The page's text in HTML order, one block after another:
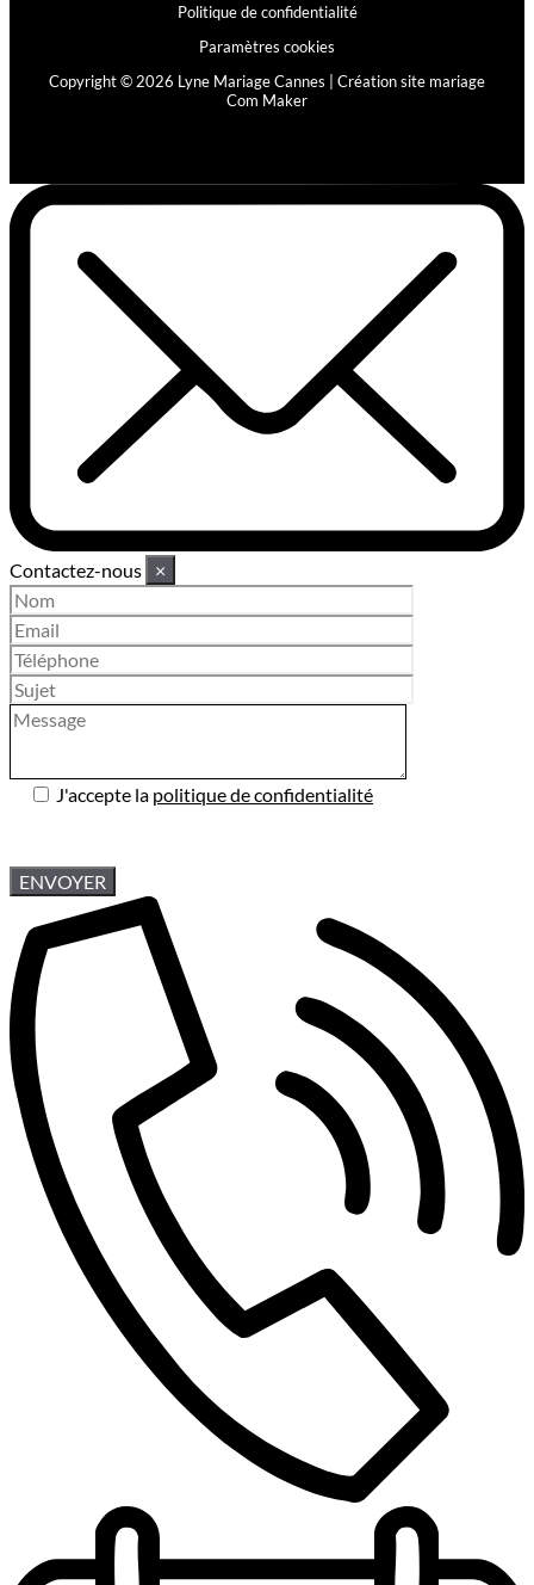
Politique de confidentialité
Paramètres cookies
Copyright © 2026 Lyne Mariage Cannes | Création site mariage
Com Maker
Contactez-nous ×
J'accepte la politique de confidentialité